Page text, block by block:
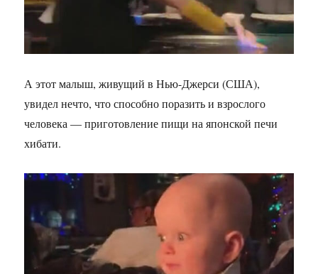
А этот малыш, живущий в Нью-Джерси (США),
увидел нечто, что способно поразить и взрослого
человека — приготовление пищи на японской печи
хибати.